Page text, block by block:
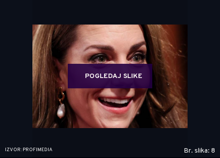
POGLEDAJ SLIKE
IZVOR: PROFIMEDIA Br. slika: 8